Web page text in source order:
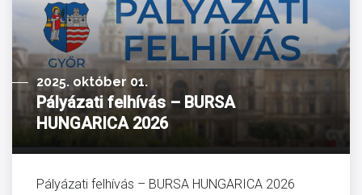
2025. október 01.
Pályázati felhívás – BURSA
HUNGARICA 2026
Pályázati felhívás – BURSA HUNGARICA 2026